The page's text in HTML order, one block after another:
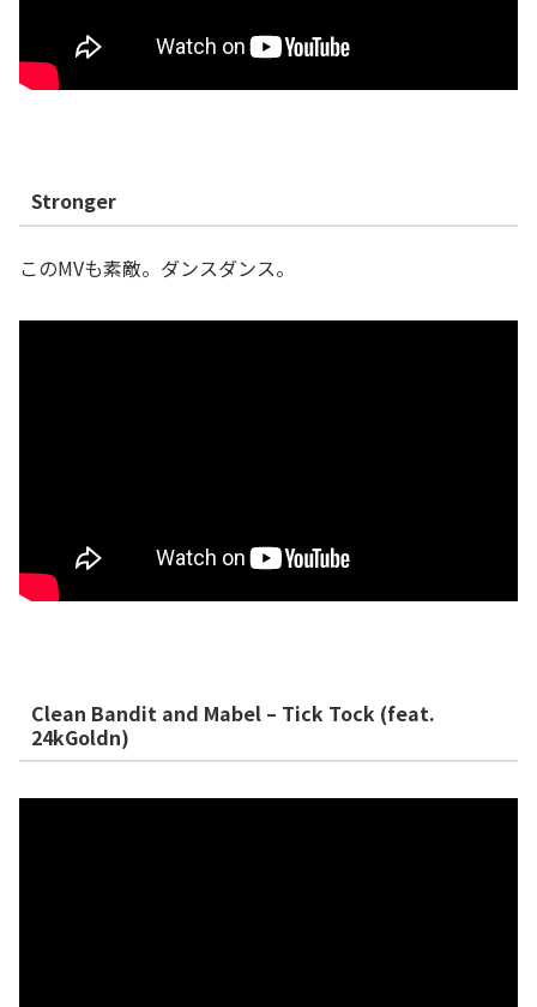
Stronger
このMVも素敵。ダンスダンス。
Clean Bandit and Mabel – Tick Tock (feat.
24kGoldn)